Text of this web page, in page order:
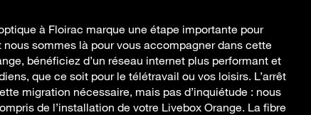
à Floirac marque une étape importante pour
sommes là pour vous accompagner dans cette
bénéficiez d’un réseau internet plus performant et
que ce soit pour le télétravail ou vos loisirs. L’arrêt
migration nécessaire, mais pas d’inquiétude : nous
de l’installation de votre Livebox Orange. La fibre